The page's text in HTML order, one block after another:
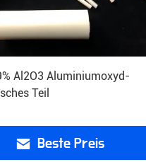
Al2O3 Aluminiumoxyd-
Teil
Beste Preis